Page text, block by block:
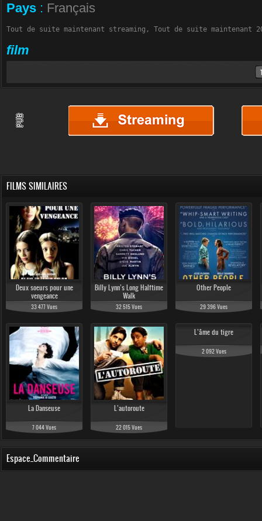
Pays : Français
Tout de suite maintenant streaming, Tout de suite
film
FILMS SIMILAIRES
Deux soeurs pour une
vengeance
33 477 Vues
Billy Lynn’s Long Halftime
Walk
32 515 Vues
Other People
29 396 Vues
La Danseuse
7 044 Vues
L’autoroute
22 015 Vues
L’âme du tigre
2 092 Vues
Espace_Commentaire